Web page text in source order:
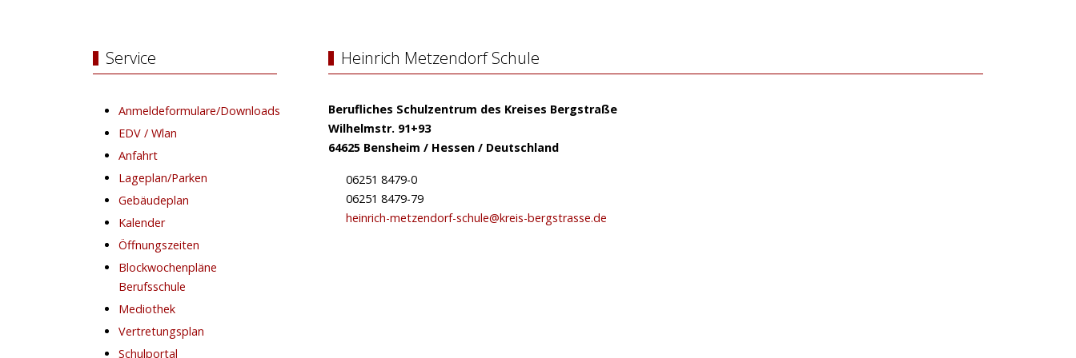
Service
Anmeldeformulare/Downloads
EDV / Wlan
Anfahrt
Lageplan/Parken
Gebäudeplan
Kalender
Öffnungszeiten
Blockwochenpläne
Berufsschule
Mediothek
Vertretungsplan
Schulportal
Heinrich Metzendorf Schule
Berufliches Schulzentrum des Kreises Bergstraße
Wilhelmstr. 91+93
64625 Bensheim / Hessen / Deutschland
06251 8479-0
06251 8479-79
heinrich-metzendorf-schule@kreis-bergstrasse.de